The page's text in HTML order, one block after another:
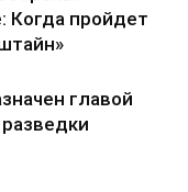
Когда пройдет
главой